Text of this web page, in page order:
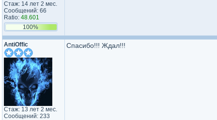
Стаж: 14 лет 2 мес.
Сообщений: 66
Ratio: 48.601
100%
AntiOffic
Стаж: 13 лет 2 мес.
Сообщений: 233
Спасибо!!! Ждал!!!